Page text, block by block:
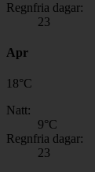
Regnfria dagar:
23
Apr
18°C
Natt:
9°C
Regnfria dagar:
23